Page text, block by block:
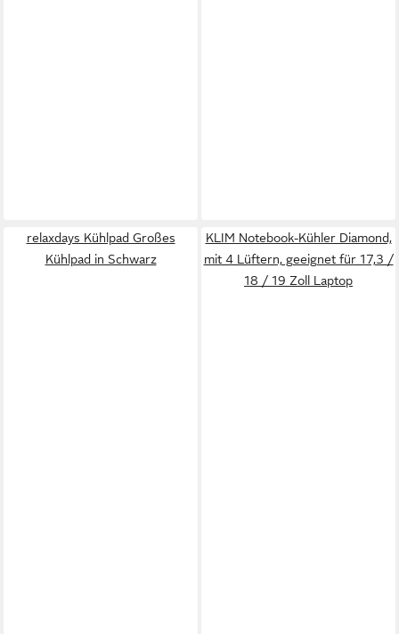
relaxdays Kühlpad Großes
Kühlpad in Schwarz
KLIM Notebook-Kühler Diamond,
mit 4 Lüftern, geeignet für 17,3 /
18 / 19 Zoll Laptop